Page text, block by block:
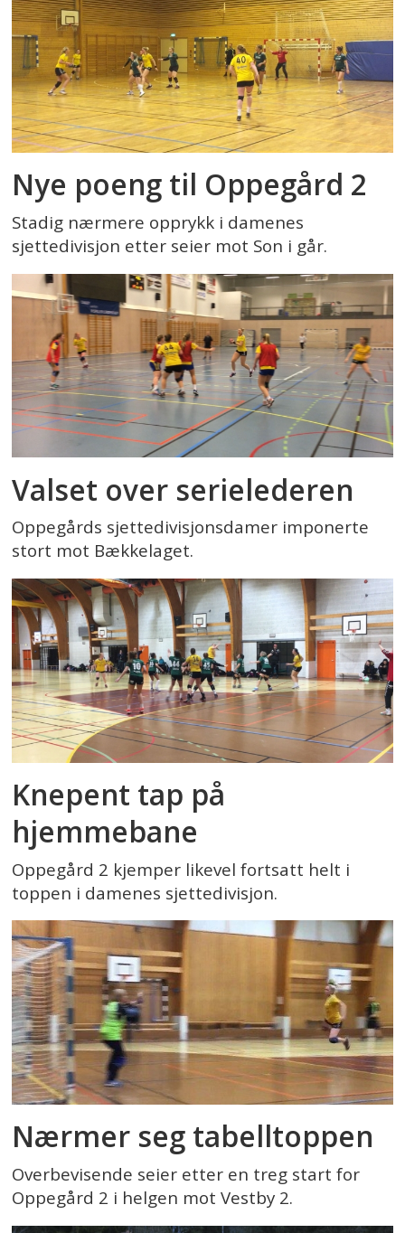
Nye poeng til Oppegård 2
Stadig nærmere opprykk i damenes
sjettedivisjon etter seier mot Son i går.
Valset over serielederen
Oppegårds sjettedivisjonsdamer imponerte
stort mot Bækkelaget.
Knepent tap på
hjemmebane
Oppegård 2 kjemper likevel fortsatt helt i
toppen i damenes sjettedivisjon.
Nærmer seg tabelltoppen
Overbevisende seier etter en treg start for
Oppegård 2 i helgen mot Vestby 2.